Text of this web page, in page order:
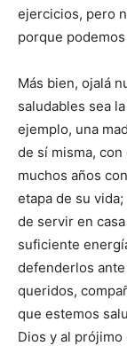
ejercicios, pero
porque
Más bien, ojalá
saludables sea
ejemplo, una
de sí misma,
muchos años
etapa de su
de servir en
suficiente
defenderlos
queridos,
que estemos
Dios y al